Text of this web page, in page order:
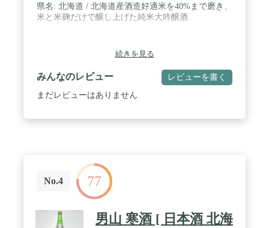
県名: 北海道 / 北海道産酒造好適米を40%まで磨き、
米と米麹だけで醸し上げた純米大吟醸酒
続きを見る
みんなのレビュー レビューを書く
まだレビューはありません
No.4 77
男山 寒酒 [ 日本酒 北海